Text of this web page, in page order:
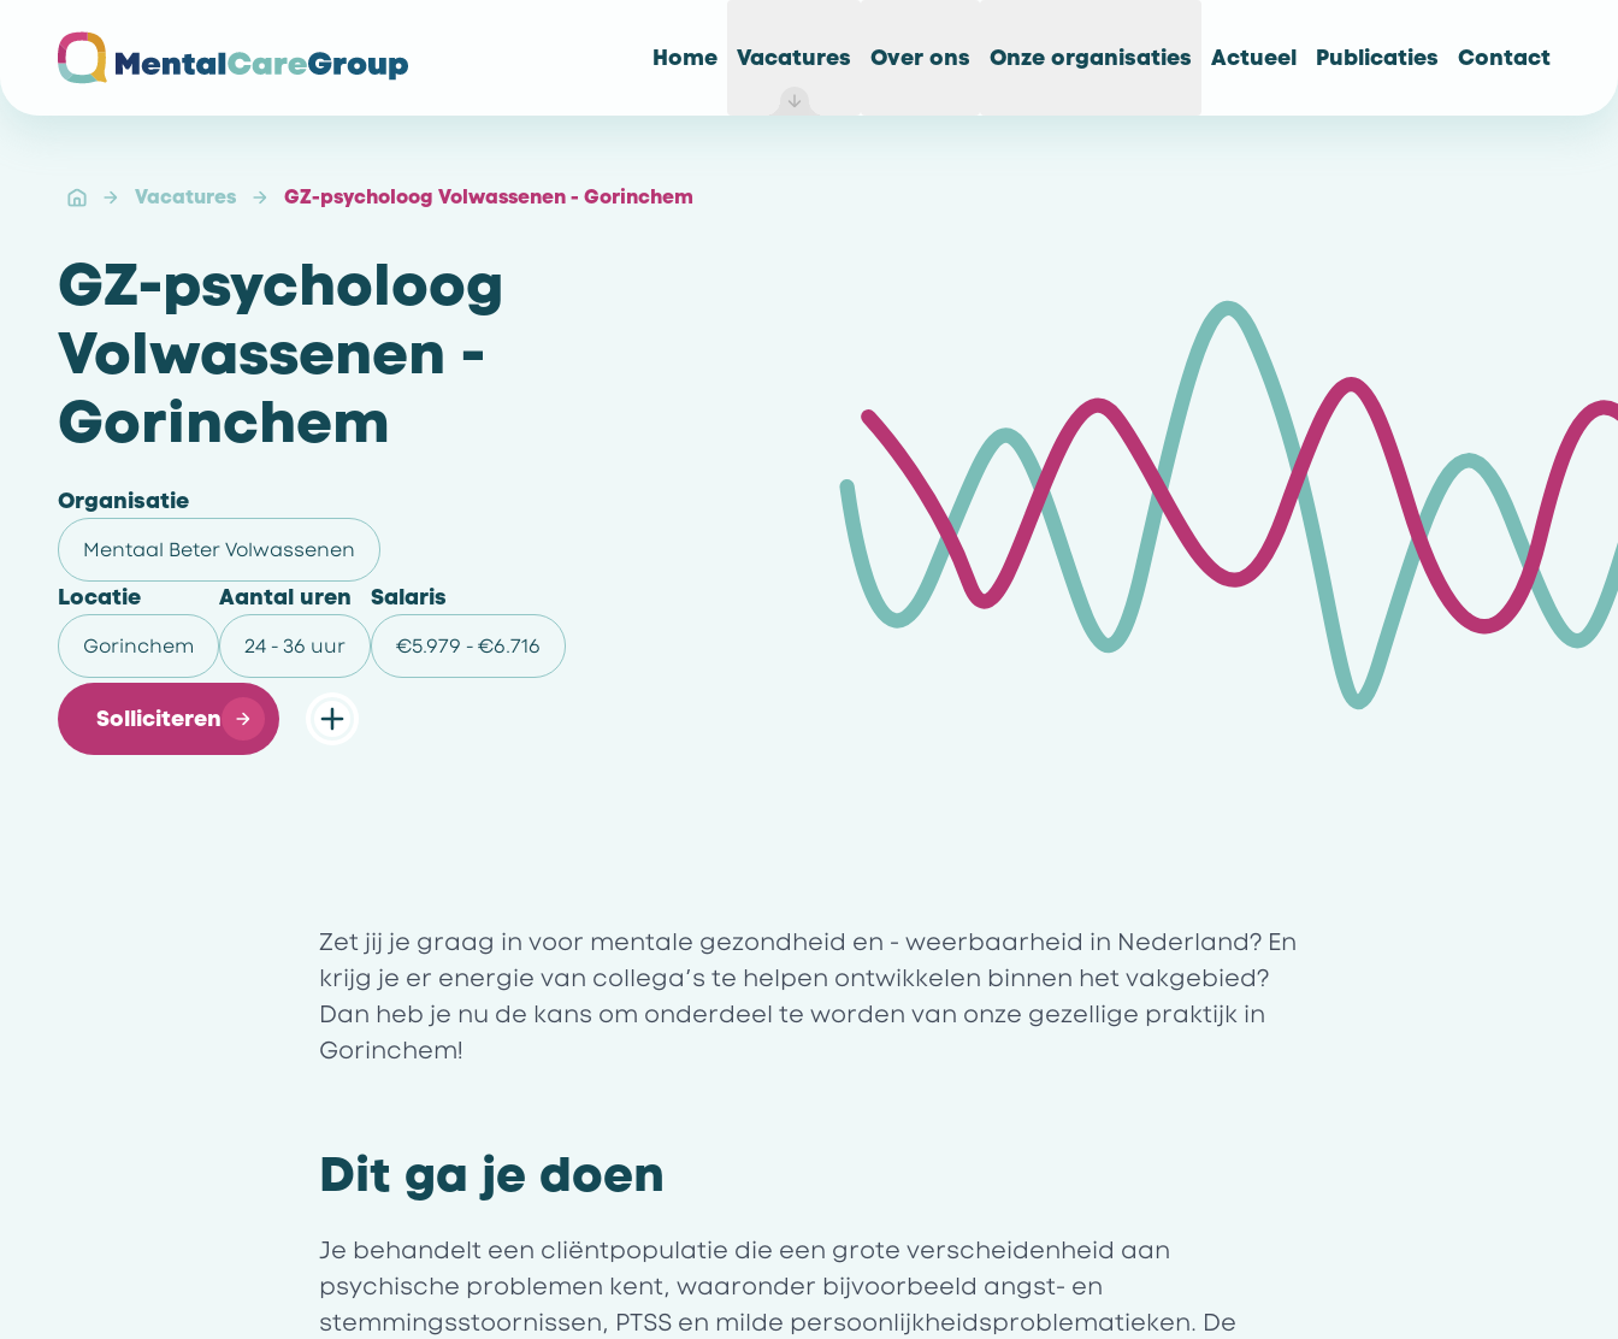
Home Vacatures Over ons Onze organisaties Actueel Publicaties Contact
Vacatures GZ-psycholoog Volwassenen - Gorinchem
GZ-psycholoog
Volwassenen -
Gorinchem
Organisatie
Mentaal Beter Volwassenen
Locatie
Gorinchem
Aantal uren
24 - 36 uur
Salaris
€5.979 - €6.716
Solliciteren
Zet jij je graag in voor mentale gezondheid en - weerbaarheid in Nederland? En
krijg je er energie van collega’s te helpen ontwikkelen binnen het vakgebied?
Dan heb je nu de kans om onderdeel te worden van onze gezellige praktijk in
Gorinchem!
Dit ga je doen
Je behandelt een cliëntpopulatie die een grote verscheidenheid aan
psychische problemen kent, waaronder bijvoorbeeld angst- en
stemmingsstoornissen, PTSS en milde persoonlijkheidsproblematieken. De